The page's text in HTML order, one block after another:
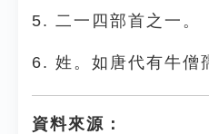
5. 二一四部首之一。
6. 姓。如唐代有牛僧
資料來源：